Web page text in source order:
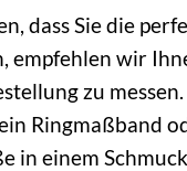
dass Sie die
empfehlen wir
zu
Ringmaßband
in einem